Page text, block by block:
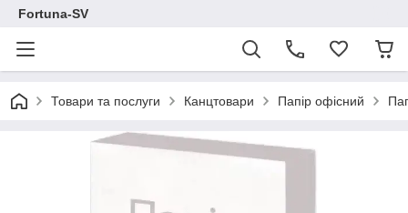
Fortuna-SV
Товари та послуги Канцтовари Папір офісний